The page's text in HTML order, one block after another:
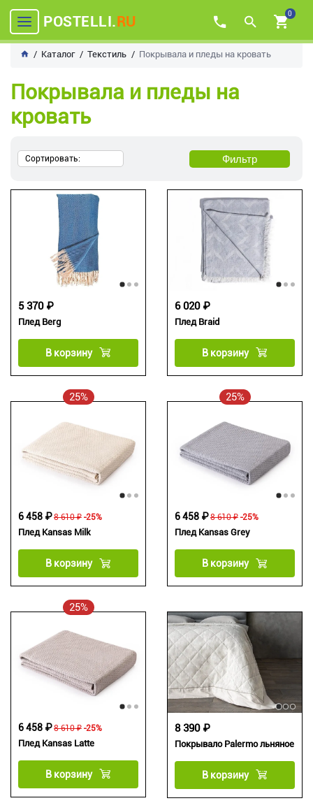
POSTELLI.RU 0
Каталог Текстиль Покрывала и пледы на кровать
Покрывала и пледы на
кровать
Сортировать: Фильтр
Плед Berg
5 370 ₽
В корзину
Плед Braid
6 020 ₽
В корзину
25%
Плед Kansas Milk
8 610 ₽
6 458 ₽ -25%
В корзину
25%
Плед Kansas Grey
8 610 ₽
6 458 ₽ -25%
В корзину
25%
Плед Kansas Latte
8 610 ₽
6 458 ₽ -25%
В корзину
Покрывало Palermo льняное
8 390 ₽
В корзину